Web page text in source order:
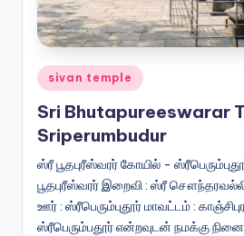
Posted
in
sivan temple
Sri Bhutapureeswarar
Sriperumbudur
ஸ்ரீ பூதபுரீஸ்வரர் கோயில் -
பூதபுரீஸ்வரர் இறைவி : ஸ்ரீ சௌந்தரவல்லி
ஊர் : ஸ்ரீபெரும்புதூர் மாவட்டம் :
ஸ்ரீபெரும்பதூர் என்றவுடன் நமக்கு